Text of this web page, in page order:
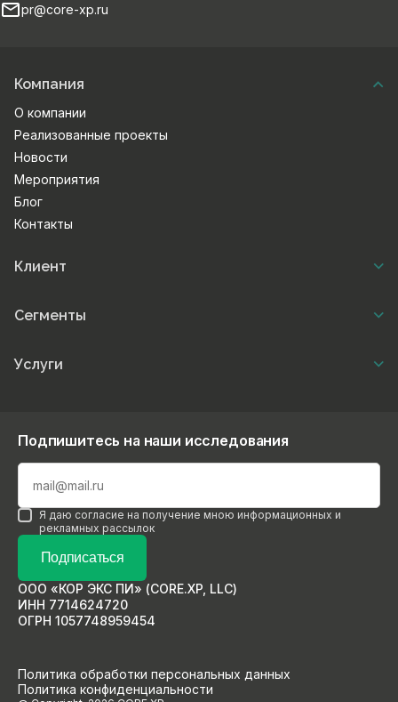
pr@core-xp.ru
Компания
О компании
Реализованные проекты
Новости
Мероприятия
Блог
Контакты
Клиент
Сегменты
Услуги
ООО «КОР ЭКС ПИ» (CORE.XP, LLC)
ИНН 7714624720
ОГРН 1057748959454
Политика обработки персональных данных
Политика конфиденциальности
Подпишитесь на наши исследования
Подписаться
Я даю согласие на получение мною информационных и
рекламных рассылок